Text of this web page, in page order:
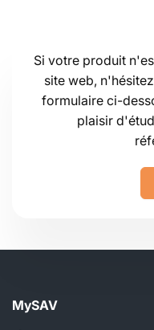
Si votre produit
site web,
formulaire ci-
plaisir
MySAV